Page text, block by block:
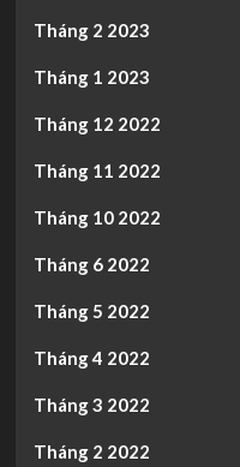
Tháng 2 2023
Tháng 1 2023
Tháng 12 2022
Tháng 11 2022
Tháng 10 2022
Tháng 6 2022
Tháng 5 2022
Tháng 4 2022
Tháng 3 2022
Tháng 2 2022